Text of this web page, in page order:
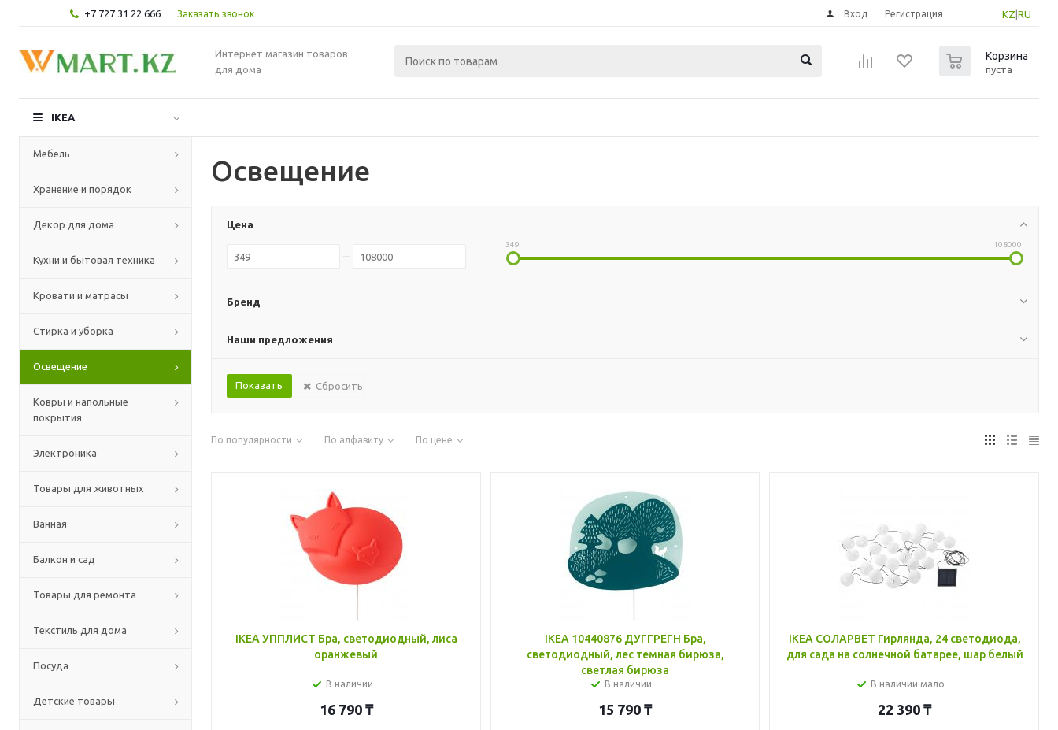
+7 727 31 22 666 Заказать звонок KZ RU
Вход Регистрация
Интернет магазин товаров
для дома
Корзина
пуста
IKEA
Мебель
Хранение и порядок
Декор для дома
Кухни и бытовая техника
Кровати и матрасы
Стирка и уборка
Освещение
Ковры и напольные
покрытия
Электроника
Товары для животных
Ванная
Балкон и сад
Товары для ремонта
Текстиль для дома
Посуда
Детские товары
Освещение
Цена
349 108000
Бренд
Наши предложения
Сбросить
По популярности По алфавиту По цене
IKEA УППЛИСТ Бра, светодиодный, лиса
оранжевый
В наличии
16 790₸
IKEA 10440876 ДУГГРЕГН Бра,
светодиодный, лес темная бирюза,
светлая бирюза
В наличии
15 790 ₸
IKEA СОЛАРВЕТ Гирлянда, 24 светодиода,
для сада на солнечной батарее, шар белый
В наличии мало
22 390 ₸